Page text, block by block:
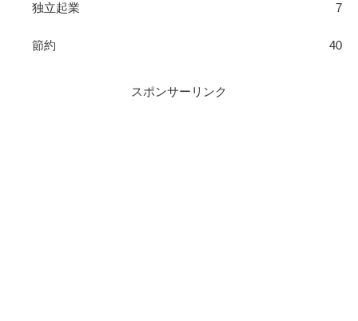
独立起業 7
節約 40
スポンサーリンク